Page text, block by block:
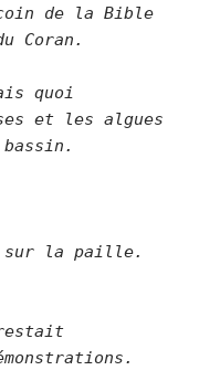
coin de la Bible
du Coran.
quoi
et les algues
bassin.
sur la paille.
restait
démonstrations.